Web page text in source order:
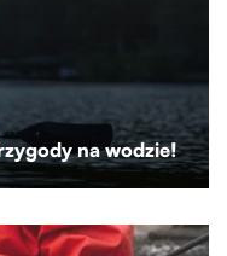
na wodzie!